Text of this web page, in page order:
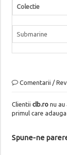
Colectie
Submarine
Comentarii /
Clientii clb.ronu au
primul care
Spune-ne